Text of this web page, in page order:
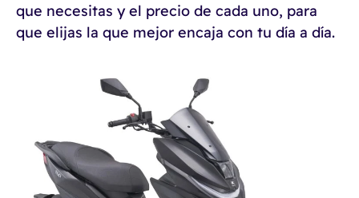
que necesitas y el precio de cada uno, para
que elijas la que mejor encaja con tu día a día.